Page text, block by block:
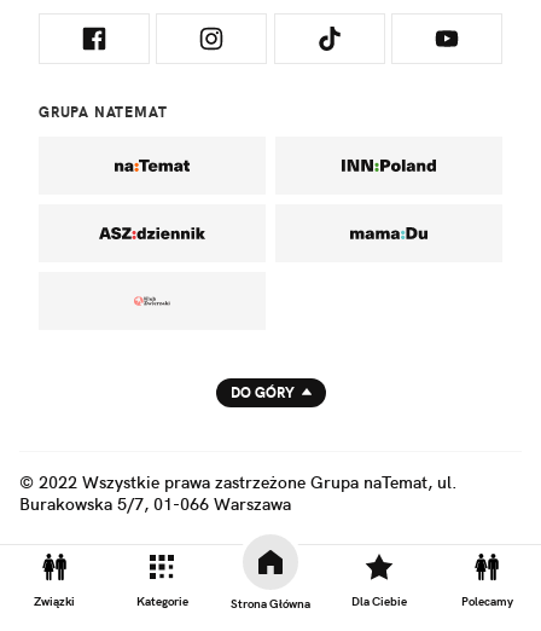
Związki Kategorie Strona Główna Dla Ciebie Polecamy
GRUPA NATEMAT
DO GÓRY
© 2022 Wszystkie prawa zastrzeżone Grupa naTemat, ul.
Burakowska 5/7, 01-066 Warszawa